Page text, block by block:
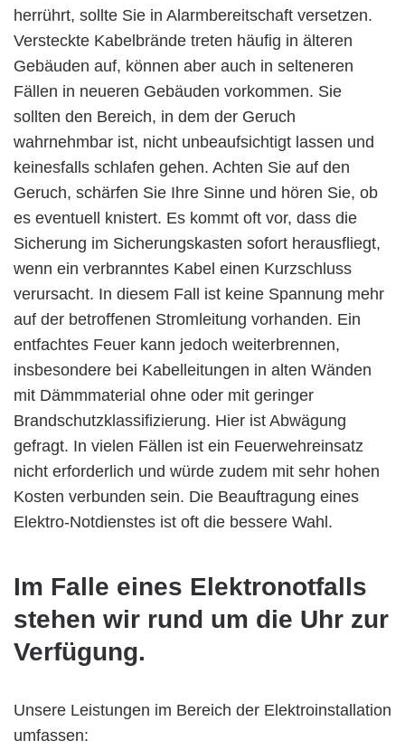
herrührt, sollte Sie in Alarmbereitschaft versetzen.
Versteckte Kabelbrände treten häufig in älteren
Gebäuden auf, können aber auch in selteneren
Fällen in neueren Gebäuden vorkommen. Sie
sollten den Bereich, in dem der Geruch
wahrnehmbar ist, nicht unbeaufsichtigt lassen und
keinesfalls schlafen gehen. Achten Sie auf den
Geruch, schärfen Sie Ihre Sinne und hören Sie, ob
es eventuell knistert. Es kommt oft vor, dass die
Sicherung im Sicherungskasten sofort herausfliegt,
wenn ein verbranntes Kabel einen Kurzschluss
verursacht. In diesem Fall ist keine Spannung mehr
auf der betroffenen Stromleitung vorhanden. Ein
entfachtes Feuer kann jedoch weiterbrennen,
insbesondere bei Kabelleitungen in alten Wänden
mit Dämmmaterial ohne oder mit geringer
Brandschutzklassifizierung. Hier ist Abwägung
gefragt. In vielen Fällen ist ein Feuerwehreinsatz
nicht erforderlich und würde zudem mit sehr hohen
Kosten verbunden sein. Die Beauftragung eines
Elektro-Notdienstes ist oft die bessere Wahl.
Im Falle eines Elektronotfalls
stehen wir rund um die Uhr zur
Verfügung.
Unsere Leistungen im Bereich der Elektroinstallation
umfassen: